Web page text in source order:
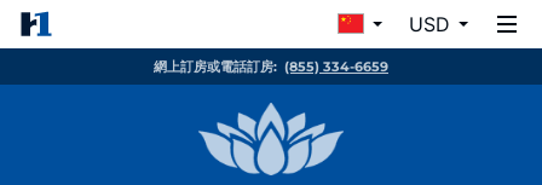
USD
網上訂房或電話訂房: (855) 334-6659